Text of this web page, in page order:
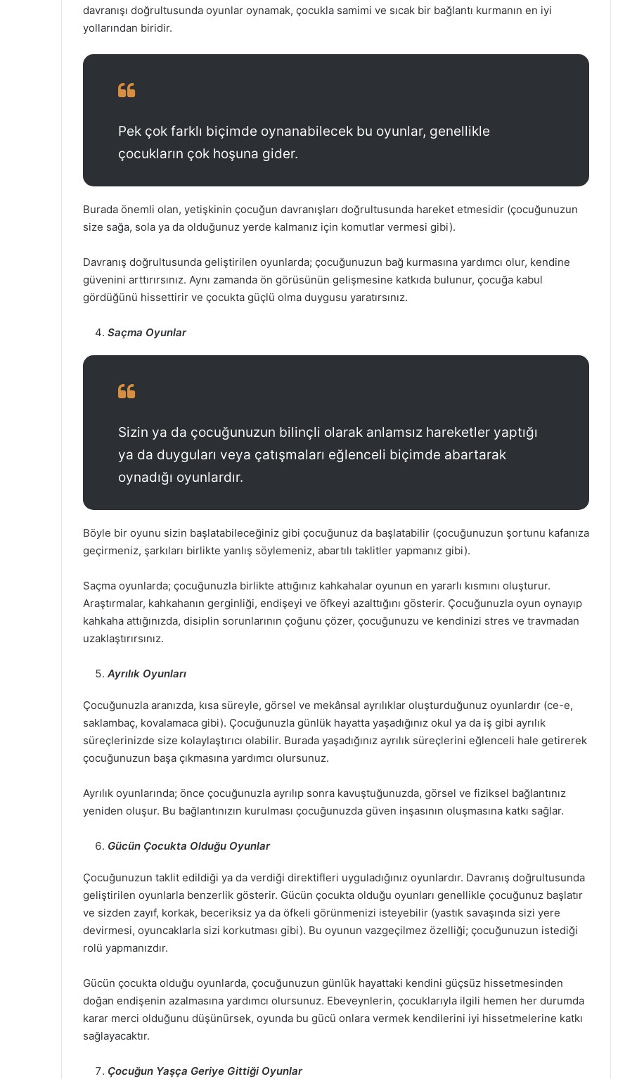
davranışı doğrultusunda oyunlar oynamak, çocukla samimi ve sıcak bir bağlantı kurmanın en iyi
yollarından biridir.
Pek çok farklı biçimde oynanabilecek bu oyunlar, genellikle
çocukların çok hoşuna gider.
Burada önemli olan, yetişkinin çocuğun davranışları doğrultusunda hareket etmesidir (çocuğunuzun
size sağa, sola ya da olduğunuz yerde kalmanız için komutlar vermesi gibi).
Davranış doğrultusunda geliştirilen oyunlarda; çocuğunuzun bağ kurmasına yardımcı olur, kendine
güvenini arttırırsınız. Aynı zamanda ön görüsünün gelişmesine katkıda bulunur, çocuğa kabul
gördüğünü hissettirir ve çocukta güçlü olma duygusu yaratırsınız.
Saçma Oyunlar
Sizin ya da çocuğunuzun bilinçli olarak anlamsız hareketler yaptığı
ya da duyguları veya çatışmaları eğlenceli biçimde abartarak
oynadığı oyunlardır.
Böyle bir oyunu sizin başlatabileceğiniz gibi çocuğunuz da başlatabilir (çocuğunuzun şortunu kafanıza
geçirmeniz, şarkıları birlikte yanlış söylemeniz, abartılı taklitler yapmanız gibi).
Saçma oyunlarda; çocuğunuzla birlikte attığınız kahkahalar oyunun en yararlı kısmını oluşturur.
Araştırmalar, kahkahanın gerginliği, endişeyi ve öfkeyi azalttığını gösterir. Çocuğunuzla oyun oynayıp
kahkaha attığınızda, disiplin sorunlarının çoğunu çözer, çocuğunuzu ve kendinizi stres ve travmadan
uzaklaştırırsınız.
Ayrılık Oyunları
Çocuğunuzla aranızda, kısa süreyle, görsel ve mekânsal ayrılıklar oluşturduğunuz oyunlardır (ce-e,
saklambaç, kovalamaca gibi). Çocuğunuzla günlük hayatta yaşadığınız okul ya da iş gibi ayrılık
süreçlerinizde size kolaylaştırıcı olabilir. Burada yaşadığınız ayrılık süreçlerini eğlenceli hale getirerek
çocuğunuzun başa çıkmasına yardımcı olursunuz.
Ayrılık oyunlarında; önce çocuğunuzla ayrılıp sonra kavuştuğunuzda, görsel ve fiziksel bağlantınız
yeniden oluşur. Bu bağlantınızın kurulması çocuğunuzda güven inşasının oluşmasına katkı sağlar.
Gücün Çocukta Olduğu Oyunlar
Çocuğunuzun taklit edildiği ya da verdiği direktifleri uyguladığınız oyunlardır. Davranış doğrultusunda
geliştirilen oyunlarla benzerlik gösterir. Gücün çocukta olduğu oyunları genellikle çocuğunuz başlatır
ve sizden zayıf, korkak, beceriksiz ya da öfkeli görünmenizi isteyebilir (yastık savaşında sizi yere
devirmesi, oyuncaklarla sizi korkutması gibi). Bu oyunun vazgeçilmez özelliği; çocuğunuzun istediği
rolü yapmanızdır.
Gücün çocukta olduğu oyunlarda, çocuğunuzun günlük hayattaki kendini güçsüz hissetmesinden
doğan endişenin azalmasına yardımcı olursunuz. Ebeveynlerin, çocuklarıyla ilgili hemen her durumda
karar merci olduğunu düşünürsek, oyunda bu gücü onlara vermek kendilerini iyi hissetmelerine katkı
sağlayacaktır.
Çocuğun Yaşça Geriye Gittiği Oyunlar